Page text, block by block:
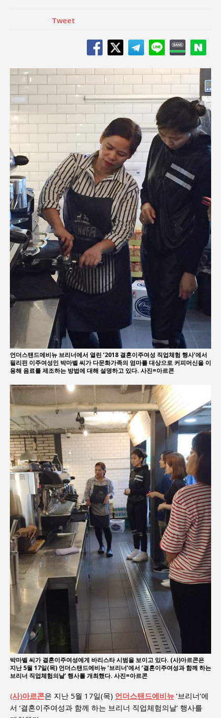
Tweet
언더스탠드에비뉴 브리너에서 열린 ‘2018 결혼이주여성 직업체험 행사’에서
필리핀 이주여성인 박마벨 씨가 다문화가족의 엄마를 대상으로 커피머신을 이
용해 음료를 제조하는 방법에 대해 설명하고 있다. 사진=아르콘
박마벨 씨가 결혼이주여성에게 바리스타 시범을 보이고 있다. (사)아르콘은
지난 5월 17일(목) 언더스탠드에비뉴 ‘브리너’에서 ‘결혼이주여성과 함께 하는
브리너 직업체험의날’ 행사를 개최했다. 사진=아르콘
(사)아르콘은 지난 5월 17일(목) 언더스탠드에비뉴 ‘브리너’에
서 ‘결혼이주여성과 함께 하는 브리너 직업체험의날’ 행사를